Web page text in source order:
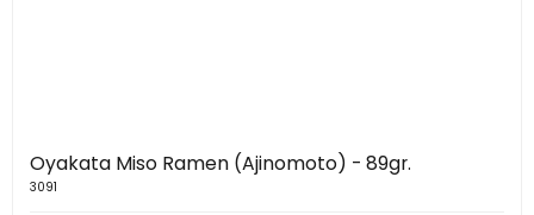
Oyakata Miso Ramen (Ajinomoto) - 89gr.
3091